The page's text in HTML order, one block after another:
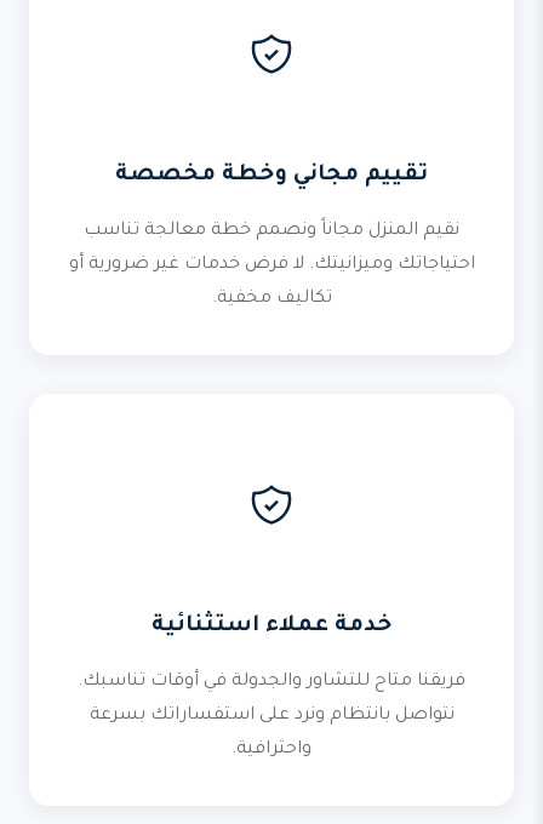
تقييم مجاني وخطة مخصصة
نقيم المنزل مجاناً ونصمم خطة معالجة تناسب
احتياجاتك وميزانيتك. لا فرض خدمات غير ضرورية أو
تكاليف مخفية.
خدمة عملاء استثنائية
فريقنا متاح للتشاور والجدولة في أوقات تناسبك.
نتواصل بانتظام ونرد على استفساراتك بسرعة
واحترافية.